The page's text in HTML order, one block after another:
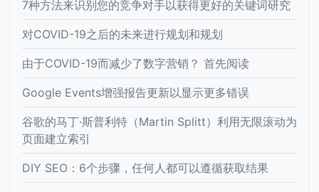
7种方法来识别您的竞争对手以获得更好的关键词研究
对COVID-19之后的未来进行规划和规划
由于COVID-19而减少了数字营销？ 首先阅读
Google Events增强报告更新以显示更多错误
谷歌的马丁·斯普利特（Martin Splitt）利用无限滚动为
页面建立索引
DIY SEO：6个步骤，任何人都可以遵循获取结果